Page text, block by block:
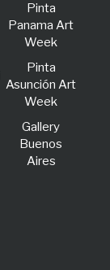
Pinta
Panama Art
Week
Pinta
Asunción Art
Week
Gallery
Buenos
Aires